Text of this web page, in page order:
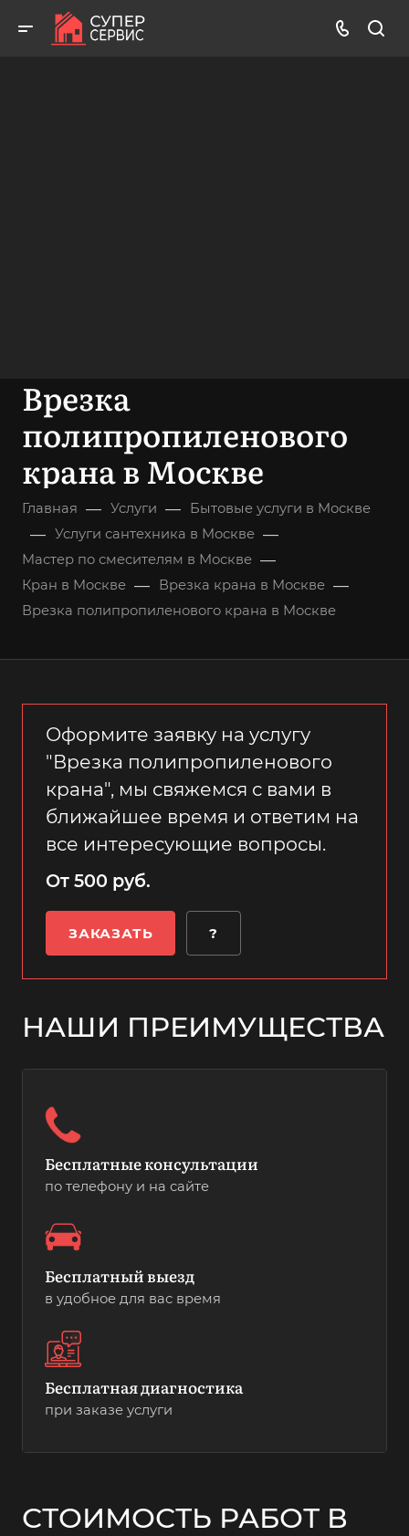
Врезка
полипропиленового
крана в Москве
Главная — Услуги — Бытовые услуги в Москве
— Услуги сантехника в Москве —
Мастер по смесителям в Москве —
Кран в Москве — Врезка крана в Москве —
Врезка полипропиленового крана в Москве
Оформите заявку на услугу
"Врезка полипропиленового
крана", мы свяжемся с вами в
ближайшее время и ответим на
все интересующие вопросы.
От 500 руб.
ЗАКАЗАТЬ ?
НАШИ ПРЕИМУЩЕСТВА
Бесплатные консультации
по телефону и на сайте
Бесплатный выезд
в удобное для вас время
Бесплатная диагностика
при заказе услуги
СТОИМОСТЬ РАБОТ В